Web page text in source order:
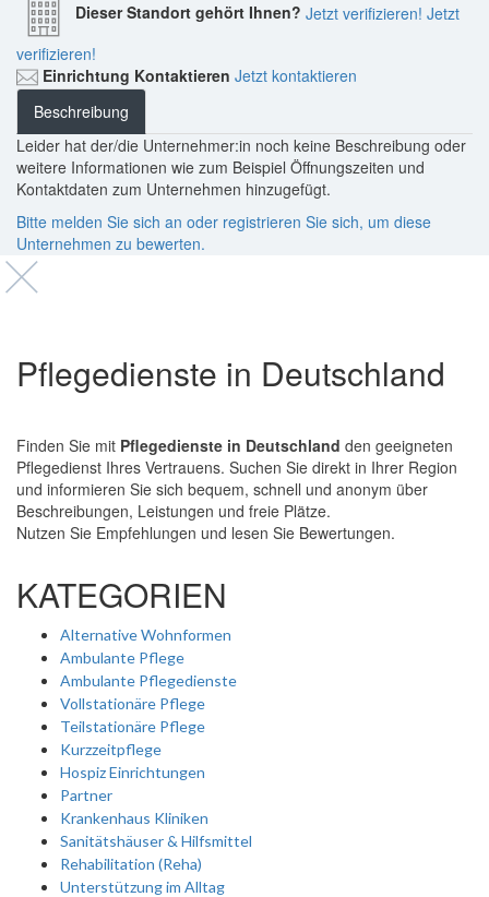
Dieser Standort gehört Ihnen? Jetzt verifizieren! Jetzt
verifizieren!
Einrichtung Kontaktieren Jetzt kontaktieren
Beschreibung
Leider hat der/die Unternehmer:in noch keine Beschreibung oder
weitere Informationen wie zum Beispiel Öffnungszeiten und
Kontaktdaten zum Unternehmen hinzugefügt.
Bitte melden Sie sich an oder registrieren Sie sich, um diese
Unternehmen zu bewerten.
Pflegedienste in Deutschland
Finden Sie mit Pflegedienste in Deutschland den geeigneten
Pflegedienst Ihres Vertrauens. Suchen Sie direkt in Ihrer Region
und informieren Sie sich bequem, schnell und anonym über
Beschreibungen, Leistungen und freie Plätze.
Nutzen Sie Empfehlungen und lesen Sie Bewertungen.
KATEGORIEN
Alternative Wohnformen
Ambulante Pflege
Ambulante Pflegedienste
Vollstationäre Pflege
Teilstationäre Pflege
Kurzzeitpflege
Hospiz Einrichtungen
Partner
Krankenhaus Kliniken
Sanitätshäuser & Hilfsmittel
Rehabilitation (Reha)
Unterstützung im Alltag